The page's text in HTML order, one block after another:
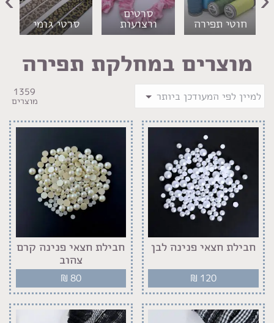
חוטי תפירה
סרטים
ורצועות סרטי גומי
מוצרים במחלקת תפירה
1359
מוצרים
חבילת חצאי פנינה לבן
₪ 120
חבילת חצאי פנינה קרם
צהוב
₪ 80